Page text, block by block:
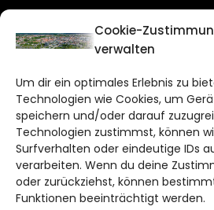
Cookie-
verwalten
Um dir ein optimales Erlebnis zu
Technologien wie Cookies, um
speichern und/oder darauf
Technologien zustimmst, können
Surfverhalten oder eindeutige IDs
verarbeiten. Wenn du deine
oder zurückziehst, können
Funktionen beeinträchtigt werden.
CITYLIFE!
Bruchtorwall 12
38100 Braunschweig
Telefon: 0531 387220 – 65
DAS STADTMAGAZIN
BRAUNSCHWEIG